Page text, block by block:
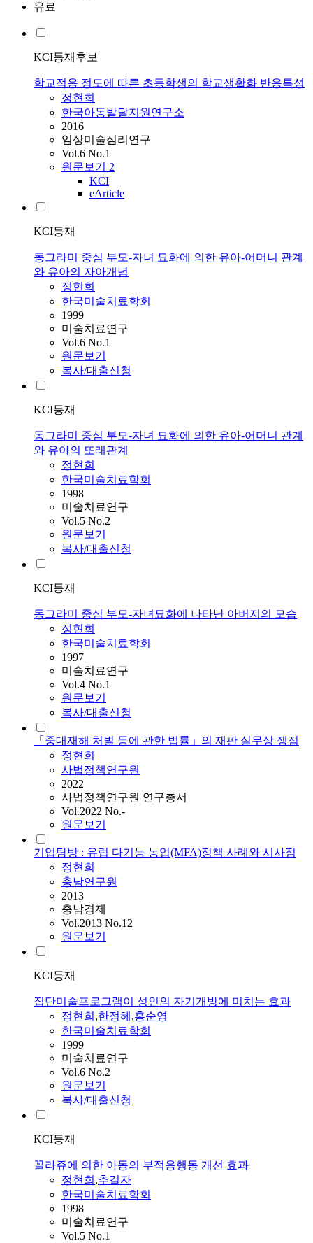
유료
KCI등재후보
학교적응 정도에 따른 초등학생의 학교생활화 반응특성
정현희
한국아동발달지원연구소
2016
임상미술심리연구
Vol.6 No.1
원문보기 2
KCI
eArticle
KCI등재
동그라미 중심 부모-자녀 묘화에 의한 유아-어머니 관계
와 유아의 자아개념
정현희
한국미술치료학회
1999
미술치료연구
Vol.6 No.1
원문보기
복사/대출신청
KCI등재
동그라미 중심 부모-자녀 묘화에 의한 유아-어머니 관계
와 유아의 또래관계
정현희
한국미술치료학회
1998
미술치료연구
Vol.5 No.2
원문보기
복사/대출신청
KCI등재
동그라미 중심 부모-자녀묘화에 나타난 아버지의 모습
정현희
한국미술치료학회
1997
미술치료연구
Vol.4 No.1
원문보기
복사/대출신청
「중대재해 처벌 등에 관한 법률」의 재판 실무상 쟁점
정현희
사법정책연구원
2022
사법정책연구원 연구총서
Vol.2022 No.-
원문보기
기업탐방 : 유럽 다기능 농업(MFA)정책 사례와 시사점
정현희
충남연구원
2013
충남경제
Vol.2013 No.12
원문보기
KCI등재
집단미술프로그램이 성인의 자기개방에 미치는 효과
정현희 ,한정혜 ,홍순영
한국미술치료학회
1999
미술치료연구
Vol.6 No.2
원문보기
복사/대출신청
KCI등재
꼴라쥬에 의한 아동의 부적응행동 개선 효과
정현희 ,추길자
한국미술치료학회
1998
미술치료연구
Vol.5 No.1